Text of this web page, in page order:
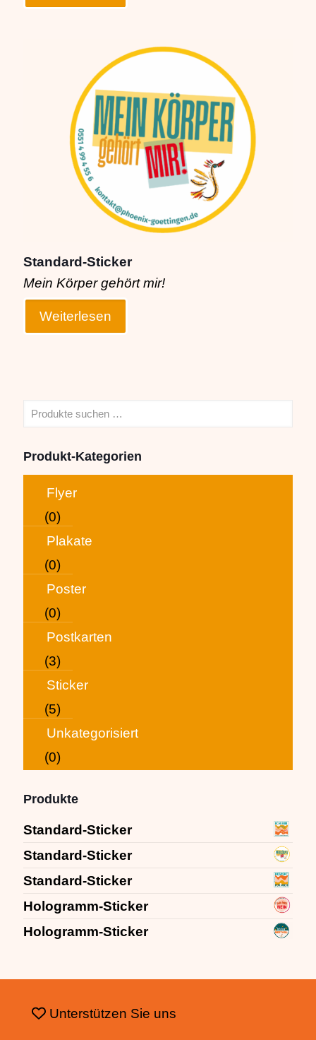
Standard-Sticker
Mein Körper gehört mir!
Weiterlesen
Produkt-Kategorien
Flyer
(0)
Plakate
(0)
Poster
(0)
Postkarten
(3)
Sticker
(5)
Unkategorisiert
(0)
Produkte
Standard-Sticker
Standard-Sticker
Standard-Sticker
Hologramm-Sticker
Hologramm-Sticker
Unterstützen Sie uns